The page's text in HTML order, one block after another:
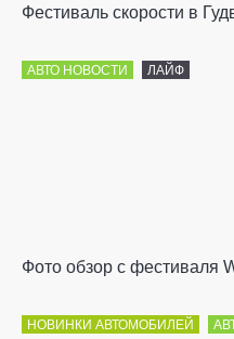
Фестиваль скорости в
АВТО НОВОСТИ ЛАЙФ
Фото обзор с фестиваля
НОВИНКИ АВТОМОБИЛЕЙ